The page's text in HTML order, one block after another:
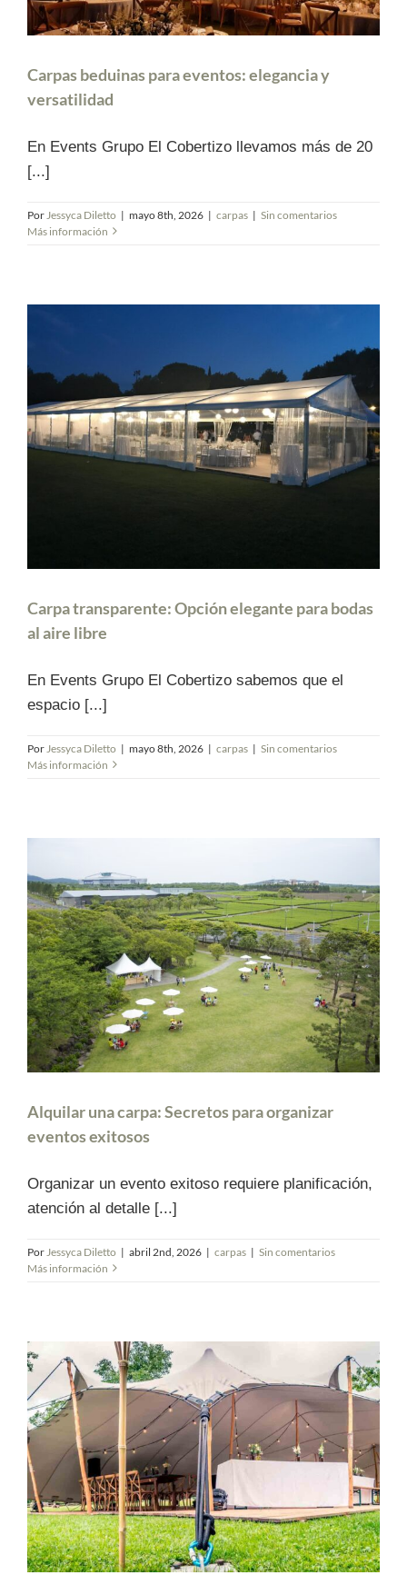
Carpas beduinas para eventos: elegancia y
versatilidad
En Events Grupo El Cobertizo llevamos más de 20
[...]
Por Jessyca Diletto | mayo 8th, 2026 | carpas | Sin comentarios
Más información
Carpa transparente: Opción elegante para bodas
al aire libre
En Events Grupo El Cobertizo sabemos que el
espacio [...]
Por Jessyca Diletto | mayo 8th, 2026 | carpas | Sin comentarios
Más información
Alquilar una carpa: Secretos para organizar
eventos exitosos
Organizar un evento exitoso requiere planificación,
atención al detalle [...]
Por Jessyca Diletto | abril 2nd, 2026 | carpas | Sin comentarios
Más información